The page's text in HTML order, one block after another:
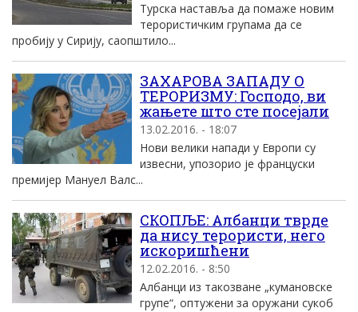
Tурска наставља да помаже новим
терористичким групама да се
пробиjу у Сириjу, саопштило...
ЗАХАРОВА ЗАПАДУ О
ТЕРОРИЗМУ: Господо, ви
жањете што сте посејали
13.02.2016. - 18:07
Нови велики напади у Европи су
извесни, упозорио је француски
премијер Мануел Валс...
СКОПЉЕ: Албанци тврде
да нису терористи, него
искоришћени
12.02.2016. - 8:50
Албанци из такозване „кумановске
групе“, оптужени за оружани сукоб